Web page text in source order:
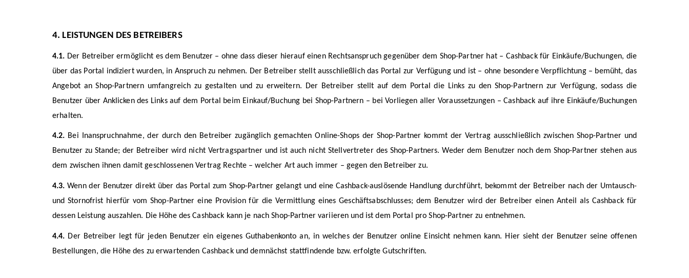
4. LEISTUNGEN DES BETREIBERS
4.1. Der Betreiber ermöglicht es dem Benutzer – ohne dass dieser hierauf einen Rechtsanspruch gegenüber dem Shop-Partner hat – Cashback für Einkäufe/Buchungen, die
über das Portal indiziert wurden, in Anspruch zu nehmen. Der Betreiber stellt ausschließlich das Portal zur Verfügung und ist – ohne besondere Verpflichtung – bemüht, das
Angebot an Shop-Partnern umfangreich zu gestalten und zu erweitern. Der Betreiber stellt auf dem Portal die Links zu den Shop-Partnern zur Verfügung, sodass die
Benutzer über Anklicken des Links auf dem Portal beim Einkauf/Buchung bei Shop-Partnern – bei Vorliegen aller Voraussetzungen – Cashback auf ihre Einkäufe/Buchungen
erhalten.
4.2. Bei Inanspruchnahme, der durch den Betreiber zugänglich gemachten Online-Shops der Shop-Partner kommt der Vertrag ausschließlich zwischen Shop-Partner und
Benutzer zu Stande; der Betreiber wird nicht Vertragspartner und ist auch nicht Stellvertreter des Shop-Partners. Weder dem Benutzer noch dem Shop-Partner stehen aus
dem zwischen ihnen damit geschlossenen Vertrag Rechte – welcher Art auch immer – gegen den Betreiber zu.
4.3. Wenn der Benutzer direkt über das Portal zum Shop-Partner gelangt und eine Cashback-auslösende Handlung durchführt, bekommt der Betreiber nach der Umtausch-
und Stornofrist hierfür vom Shop-Partner eine Provision für die Vermittlung eines Geschäftsabschlusses; dem Benutzer wird der Betreiber einen Anteil als Cashback für
dessen Leistung auszahlen. Die Höhe des Cashback kann je nach Shop-Partner variieren und ist dem Portal pro Shop-Partner zu entnehmen.
4.4. Der Betreiber legt für jeden Benutzer ein eigenes Guthabenkonto an, in welches der Benutzer online Einsicht nehmen kann. Hier sieht der Benutzer seine offenen
Bestellungen, die Höhe des zu erwartenden Cashback und demnächst stattfindende bzw. erfolgte Gutschriften.